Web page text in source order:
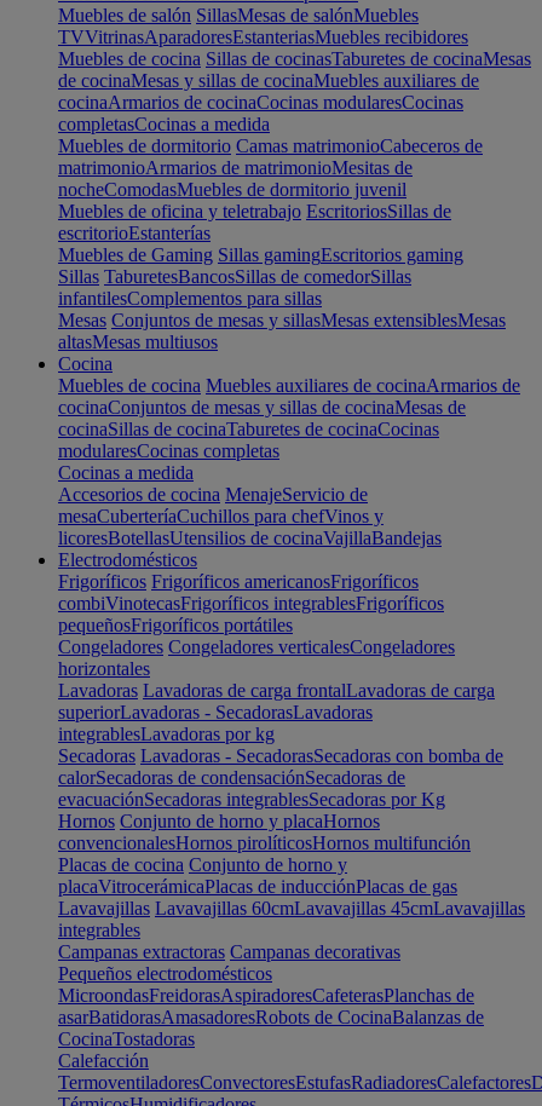
Muebles de salón SillasMesas de salónMuebles
TVVitrinasAparadoresEstanteriasMuebles recibidores
Muebles de cocina Sillas de cocinasTaburetes de cocinaMesas
de cocinaMesas y sillas de cocinaMuebles auxiliares de
cocinaArmarios de cocinaCocinas modularesCocinas
completasCocinas a medida
Muebles de dormitorio Camas matrimonioCabeceros de
matrimonioArmarios de matrimonioMesitas de
nocheComodasMuebles de dormitorio juvenil
Muebles de oficina y teletrabajo EscritoriosSillas de
escritorioEstanterías
Muebles de Gaming Sillas gamingEscritorios gaming
Sillas TaburetesBancosSillas de comedorSillas
infantilesComplementos para sillas
Mesas Conjuntos de mesas y sillasMesas extensiblesMesas
altasMesas multiusos
Cocina
Muebles de cocina Muebles auxiliares de cocinaArmarios de
cocinaConjuntos de mesas y sillas de cocinaMesas de
cocinaSillas de cocinaTaburetes de cocinaCocinas
modularesCocinas completas
Cocinas a medida
Accesorios de cocina MenajeServicio de
mesaCuberteríaCuchillos para chefVinos y
licoresBotellasUtensilios de cocinaVajillaBandejas
Electrodomésticos
Frigoríficos Frigoríficos americanosFrigoríficos
combiVinotecasFrigoríficos integrablesFrigoríficos
pequeñosFrigoríficos portátiles
Congeladores Congeladores verticalesCongeladores
horizontales
Lavadoras Lavadoras de carga frontalLavadoras de carga
superiorLavadoras - SecadorasLavadoras
integrablesLavadoras por kg
Secadoras Lavadoras - SecadorasSecadoras con bomba de
calorSecadoras de condensaciónSecadoras de
evacuaciónSecadoras integrablesSecadoras por Kg
Hornos Conjunto de horno y placaHornos
convencionalesHornos pirolíticosHornos multifunción
Placas de cocina Conjunto de horno y
placaVitrocerámicaPlacas de inducciónPlacas de gas
Lavavajillas Lavavajillas 60cmLavavajillas 45cmLavavajillas
integrables
Campanas extractoras Campanas decorativas
Pequeños electrodomésticos
MicroondasFreidorasAspiradoresCafeterasPlanchas de
asarBatidorasAmasadoresRobots de CocinaBalanzas de
CocinaTostadoras
Calefacción
TermoventiladoresConvectoresEstufasRadiadoresCalefactores